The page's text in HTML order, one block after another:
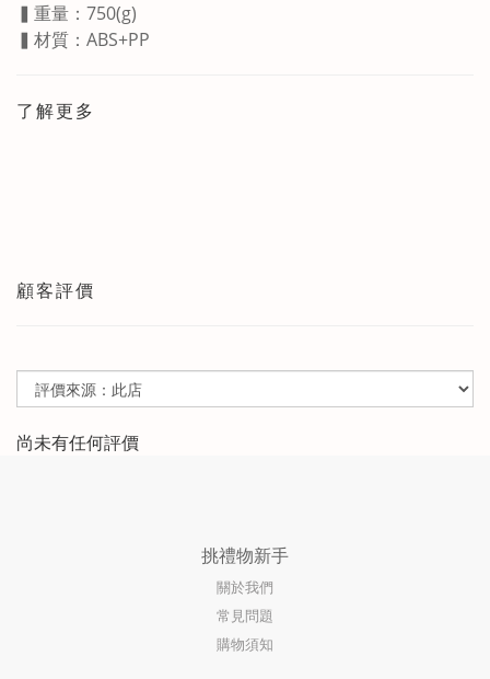
▍重量：750(g)
▍材質：ABS+PP
了解更多
顧客評價
尚未有任何評價
挑禮物新手
關於我們
常見問題
購物須知